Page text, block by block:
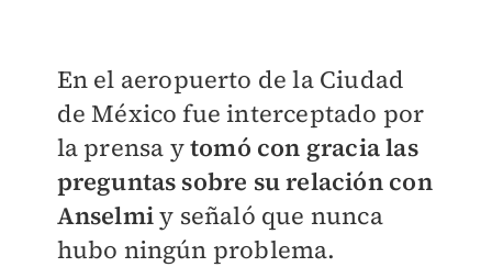
En el aeropuerto de la Ciudad
de México fue interceptado por
la prensa ytomó con gracia las
preguntas sobre su relación con
Anselmiy señaló que nunca
hubo ningún problema.